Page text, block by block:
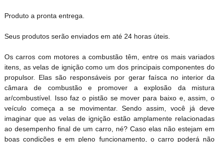
Produto a pronta entrega.
Seus produtos serão enviados em até 24 horas úteis.
Os carros com motores a combustão têm, entre os mais variados
itens, as velas de ignição como um dos principais componentes do
propulsor. Elas são responsáveis por gerar faísca no interior da
câmara de combustão e promover a explosão da mistura
ar/combustível. Isso faz o pistão se mover para baixo e, assim, o
veículo começa a se movimentar. Sendo assim, você já deve
imaginar que as velas de ignição estão amplamente relacionadas
ao desempenho final de um carro, né? Caso elas não estejam em
boas condições e em pleno funcionamento, o carro poderá não